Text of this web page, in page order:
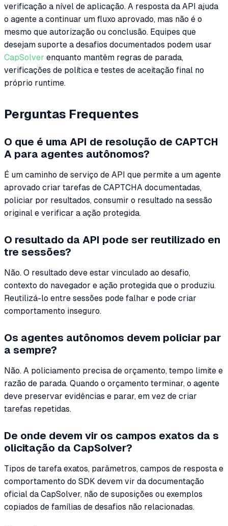
verificação a nível de aplicação. A resposta da API ajuda
o agente a continuar um fluxo aprovado, mas não é o
mesmo que autorização ou conclusão. Equipes que
desejam suporte a desafios documentados podem usar
CapSolver enquanto mantêm regras de parada,
verificações de política e testes de aceitação final no
próprio runtime.
Perguntas Frequentes
O que é uma API de resolução de CAPTCH
A para agentes autônomos?
É um caminho de serviço de API que permite a um agente
aprovado criar tarefas de CAPTCHA documentadas,
policiar por resultados, consumir o resultado na sessão
original e verificar a ação protegida.
O resultado da API pode ser reutilizado en
tre sessões?
Não. O resultado deve estar vinculado ao desafio,
contexto do navegador e ação protegida que o produziu.
Reutilizá-lo entre sessões pode falhar e pode criar
comportamento inseguro.
Os agentes autônomos devem policiar par
a sempre?
Não. A policiamento precisa de orçamento, tempo limite e
razão de parada. Quando o orçamento terminar, o agente
deve preservar evidências e parar, em vez de criar
tarefas repetidas.
De onde devem vir os campos exatos da s
olicitação da CapSolver?
Tipos de tarefa exatos, parâmetros, campos de resposta e
comportamento do SDK devem vir da documentação
oficial da CapSolver, não de suposições ou exemplos
copiados de famílias de desafios não relacionadas.